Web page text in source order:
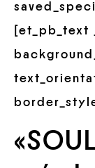
[et_pb_text